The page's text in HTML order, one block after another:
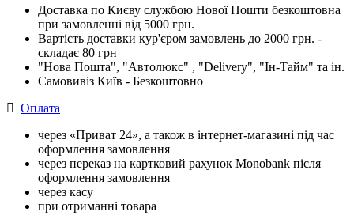
Доставка по Києву службою Нової Пошти безкоштовна
при замовленні від 5000 грн.
Вартість доставки кур'єром замовлень до 2000 грн. -
складає 80 грн
"Нова Пошта", "Автолюкс" , "Delivery", "Iн-Тайм" та ін.
Самовивіз Київ - Безкоштовно
Оплата
через «Приват 24», а також в інтернет-магазині під час
оформлення замовлення
через переказ на картковий рахунок Monobank після
оформлення замовлення
через касу
при отриманні товара